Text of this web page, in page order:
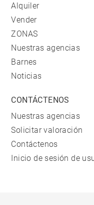
Alquiler
Vender
ZONAS
Nuestras agencias
Barnes
Noticias
CONTÁCTENOS
Nuestras agencias
Solicitar valoración
Contáctenos
Inicio de sesión de